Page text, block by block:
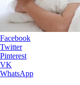
Facebook
Twitter
Pinterest
VK
WhatsApp